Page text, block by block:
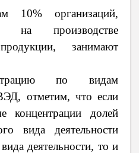
10% организаций,
на производстве
занимают
по видам
отметим, что если
концентрации долей
вида деятельности
деятельности, то и